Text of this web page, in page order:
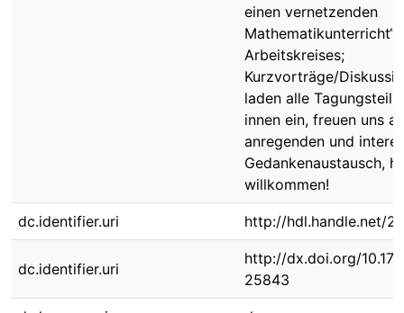
einen vernetzenden
Mathematikunterricht“
Arbeitskreises;
Kurzvorträge/
laden alle
innen ein, freuen uns
anregenden und
Gedankenaustausch,
willkommen!
dc.identifier.uri http://hdl.handle.net/
dc.identifier.uri
http://dx.doi.org/
25843